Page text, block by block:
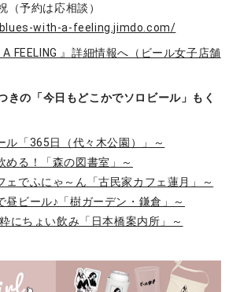
（予約は応相談）
with-a-feeling.jimdo.com/
A FEELING 』詳細情報へ（ビール女子店舗
の「今日もどこかでソロビール」もく
ル「365日（代々木公園）」～
める！「森の図書室」～
ェでふにゃ～ん「古民家カフェ蓮月」～
昼ビール♪「樹ガーデン・鎌倉」～
にちょい飲み「日本橋案内所」～